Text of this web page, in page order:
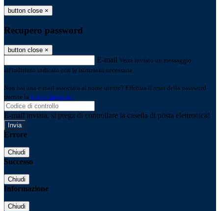
button close ×
Recupero password
button close ×
E-mail Verrà inviato un messaggio
all'indirizzo indicato con le istruzioni necessarie.
Non hai una e-mail associata al nome utente? Effettua il reset della password
tramite la Login Spaggiari
E-mail inviata, si prega di controllare la casella di posta elettronica!
Errore
Chiudi
Successo
Chiudi
Informazione
Chiudi